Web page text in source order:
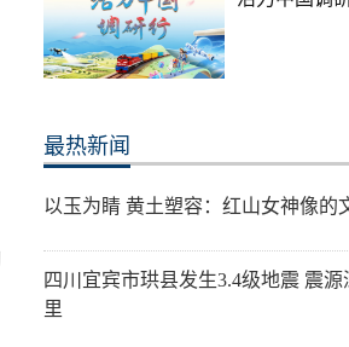
最热新闻
以玉为睛 黄土塑容：红山女神像的
四川宜宾市珙县发生3.4级地震 震源
里